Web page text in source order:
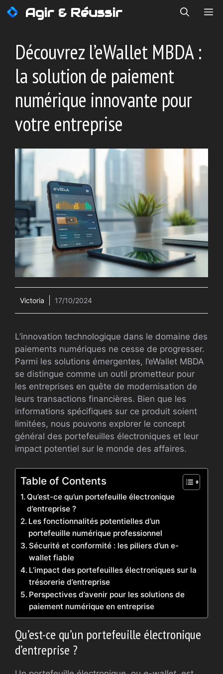
Aller
au
Agir & Réussir
Découvrez l’eWallet MBDA :
la solution de paiement
numérique innovante pour
votre entreprise
Victoria 17/10/2024
L’innovation technologique dans le domaine des
paiements numériques ne cesse de progresser.
Parmi les solutions émergentes, l’eWallet MBDA
se distingue comme un outil prometteur pour
les entreprises en quête de modernisation de
leurs transactions financières. Bien que les
informations spécifiques sur ce produit soient
limitées, nous pouvons explorer le concept
général des portefeuilles électroniques et leur
impact potentiel sur le monde des affaires.
Table of Contents
Qu’est-ce qu’un portefeuille électronique
d’entreprise ?
Les fonctionnalités potentielles d’un
portefeuille numérique professionnel
Sécurité et conformité : les piliers d’un e-
wallet fiable
L’impact des portefeuilles électroniques sur la
trésorerie d’entreprise
Perspectives d’avenir pour les solutions de
paiement numérique en entreprise
Qu’est-ce qu’un portefeuille électronique
d’entreprise ?